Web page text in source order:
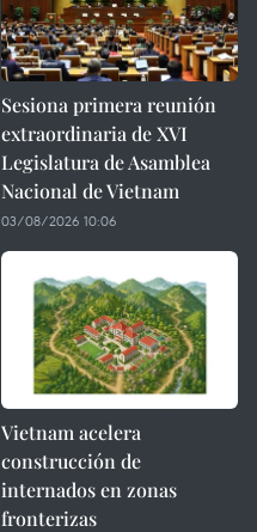
Sesiona primera reunión
extraordinaria de XVI
Legislatura de Asamblea
Nacional de Vietnam
03/08/2026 10:06
Vietnam acelera
construcción de
internados en zonas
fronterizas